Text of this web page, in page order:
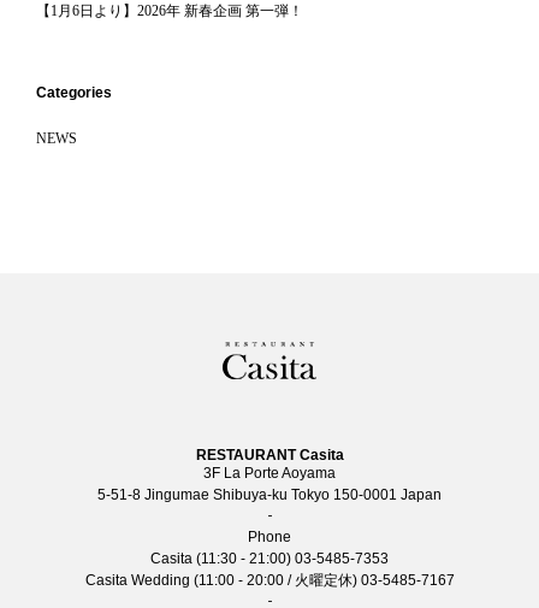
【1月6日より】2026年 新春企画 第一弾！
Categories
NEWS
RESTAURANT Casita
3F La Porte Aoyama
5-51-8 Jingumae Shibuya-ku Tokyo 150-0001 Japan
Phone
Casita (11:30 - 21:00) 03-5485-7353
Casita Wedding (11:00 - 20:00 / 火曜定休) 03-5485-7167